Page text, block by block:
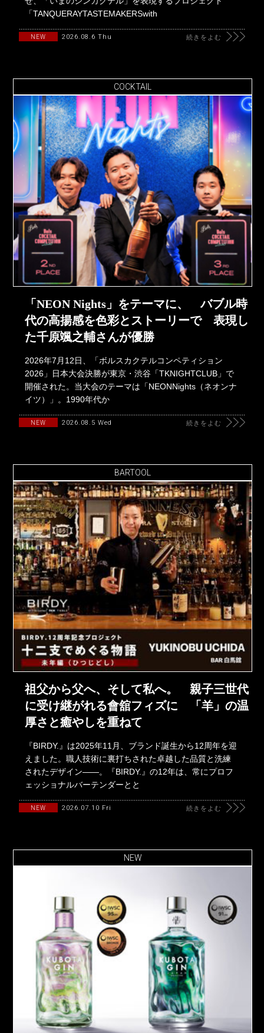
「TANQUERAYTASTEMAKERSwith
NEW 2026.08.6 Thu 続きをよむ
COCKTAIL
「NEON Nights」をテーマに、 バブル時
代の高揚感を色彩とストーリーで 表現し
た千原颯之輔さんが優勝
2026年7月12日、「ボルスカクテルコンペティション
2026」日本大会決勝が東京・渋谷「TKNIGHTCLUB」で
開催された。当大会のテーマは「NEONNights（ネオンナ
イツ）」。1990年代か
NEW 2026.08.5 Wed 続きをよむ
BARTOOL
祖父から父へ、そして私へ。 親子三世代
に受け継がれる會舘フィズに 「羊」の温
厚さと癒やしを重ねて
『BIRDY.』は2025年11月、ブランド誕生から12周年を迎
えました。職人技術に裏打ちされた卓越した品質と洗練
されたデザイン――。『BIRDY.』の12年は、常にプロフ
ェッショナルバーテンダーとと
NEW 2026.07.10 Fri 続きをよむ
NEW